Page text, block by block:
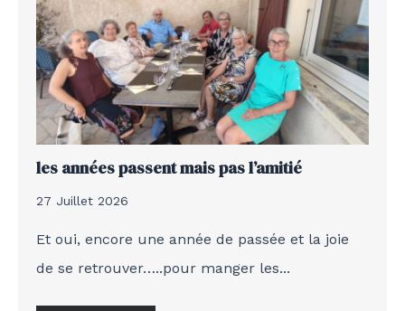
les années passent mais pas l’amitié
27 Juillet 2026
Et oui, encore une année de passée et la joie
de se retrouver…..pour manger les...